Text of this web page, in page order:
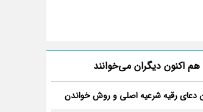
هم اکنون دیگران می‌خوانند
دعای رقیه شرعیه اصلی و روش خواندن